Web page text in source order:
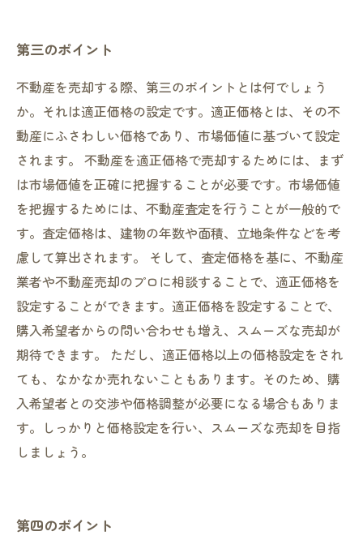
第三のポイント
不動産を売却する際、第三のポイントとは何でしょう
か。それは適正価格の設定です。適正価格とは、その不
動産にふさわしい価格であり、市場価値に基づいて設定
されます。 不動産を適正価格で売却するためには、まず
は市場価値を正確に把握することが必要です。市場価値
を把握するためには、不動産査定を行うことが一般的で
す。査定価格は、建物の年数や面積、立地条件などを考
慮して算出されます。 そして、査定価格を基に、不動産
業者や不動産売却のプロに相談することで、適正価格を
設定することができます。適正価格を設定することで、
購入希望者からの問い合わせも増え、スムーズな売却が
期待できます。 ただし、適正価格以上の価格設定をされ
ても、なかなか売れないこともあります。そのため、購
入希望者との交渉や価格調整が必要になる場合もありま
す。しっかりと価格設定を行い、スムーズな売却を目指
しましょう。
第四のポイント